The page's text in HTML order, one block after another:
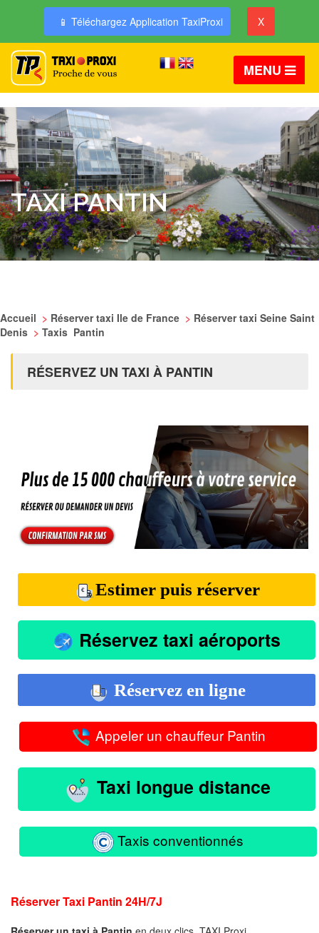
📱 Téléchargez Application TaxiProxi X
MENU
TAXI PANTIN
Accueil > Réserver taxi Ile de France > Réserver taxi Seine Saint
Denis > Taxis Pantin
RÉSERVEZ UN TAXI À PANTIN
Estimer puis réserver
Réservez taxi aéroports
Réservez en ligne
Appeler un chauffeur Pantin
Taxi longue distance
Taxis conventionnés
RéserverTaxi Pantin 24H/7J